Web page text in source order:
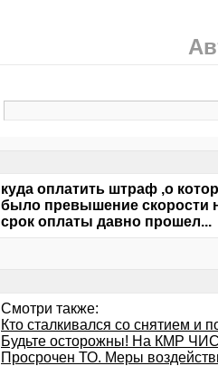
куда оплатить штраф ,о
было превышение скорости
срок оплаты давно прошел...
Смотри также:
Кто сталкивался со снятием и
Будьте осторожны! На КМР
Просрочен ТО. Меры